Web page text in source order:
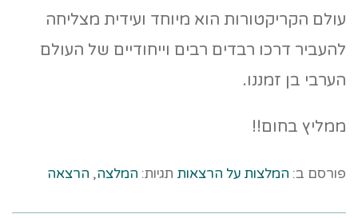
עולם הקריקטורות הוא מיוחד ועידית מצליחה
להעביר דרכו רבדים רבים וייחודיים של העולם
הערבי בן זמננו.
ממליץ בחום!!
פורסם ב: המלצות על הרצאות תגיות: המלצה, הרצאה